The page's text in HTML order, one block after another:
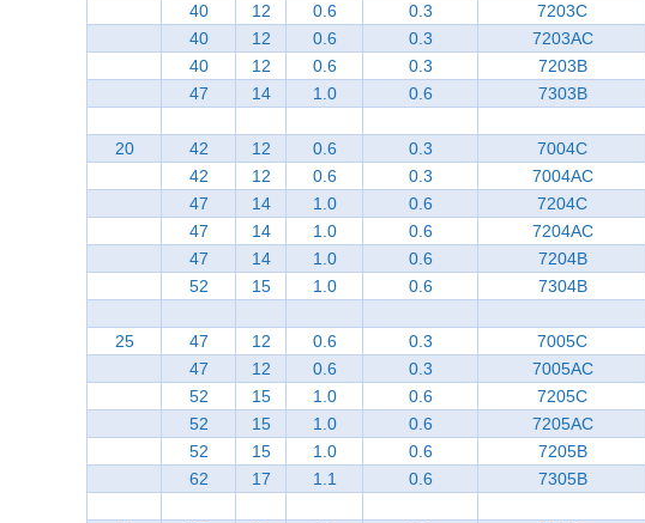
40
12 0.6 0.3 7203C
40
12 0.6 0.3 7203AC
40
12 0.6 0.3 7203B
47
14 1.0 0.6 7303B
20 42 12 0.6 0.3 7004C
42
12 0.6 0.3 7004AC
47
14 1.0 0.6 7204C
47
14 1.0 0.6 7204AC
47
14 1.0 0.6 7204B
52
15 1.0 0.6 7304B
25 47 12 0.6 0.3 7005C
47
12 0.6 0.3 7005AC
52
15 1.0 0.6 7205C
52
15 1.0 0.6 7205AC
52
15 1.0 0.6 7205B
62
17 1.1 0.6 7305B